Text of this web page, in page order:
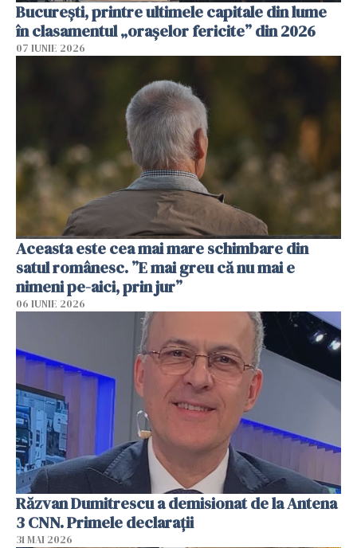
București, printre ultimele capitale din lume
în clasamentul „orașelor fericite” din 2026
07 IUNIE 2026
Aceasta este cea mai mare schimbare din
satul românesc. ”E mai greu că nu mai e
nimeni pe-aici, prin jur”
06 IUNIE 2026
Răzvan Dumitrescu a demisionat de la Antena
3 CNN. Primele declarații
31 MAI 2026